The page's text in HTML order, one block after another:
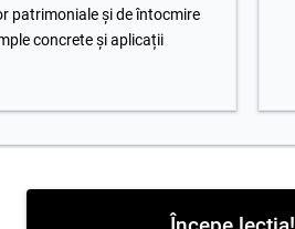
patrimoniale și de întocmire
concrete și aplicații